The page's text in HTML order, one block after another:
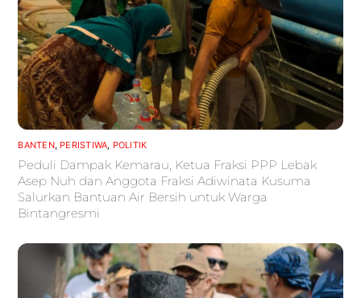
BANTEN, PERISTIWA, POLITIK
Peduli Dampak Kemarau, Ketua Fraksi PPP Lebak
Asep Nuh dan Anggota Fraksi Adiwinata Kusuma
Salurkan Bantuan Air Bersih untuk Warga
Bintangresmi